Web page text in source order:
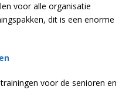
voor alle organisatie
dit is een enorme
voor de senioren en